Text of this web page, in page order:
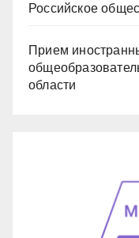
Российское
Прием
области